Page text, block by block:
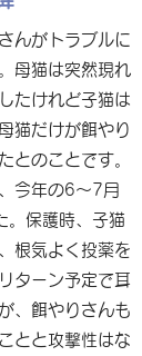
んがトラブルに
母猫は突然現れ
たけれど子猫は
猫だけが餌やり
とのことです。
今年の6〜7月
。保護時、子猫
根気よく投薬を
ターン予定で耳
、餌やりさんも
とと攻撃性はな